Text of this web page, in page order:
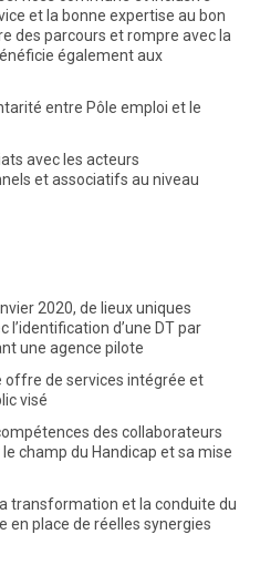
et la bonne expertise au bon
des parcours et rompre avec la
également aux
entre Pôle emploi et le
avec les acteurs
et associatifs au niveau
2020, de lieux uniques
l’identification d’une DT par
une agence pilote
offre de services intégrée et
visé
des collaborateurs
champ du Handicap et sa mise
transformation et la conduite du
place de réelles synergies